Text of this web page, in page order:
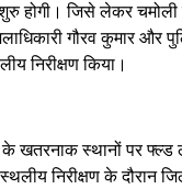
होगी। जिसे लेकर
गौरव कुमार और
निरीक्षण किया।
के खतरनाक स्थानों पर
निरीक्षण के दौरान